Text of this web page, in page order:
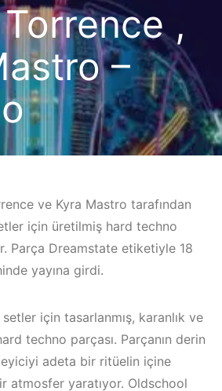
,
–
ve Kyra Mastro tarafından
için üretilmiş hard techno
Parça Dreamstate etiketiyle 18
yayına girdi.
için tasarlanmış, karanlık ve
techno parçası. Parçanın derin
adeta bir ritüelin içine
atmosfer yaratıyor. Oldschool